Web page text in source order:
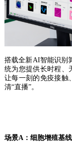
搭载全新AI智能识别
统为您提供长时程、
让每一刻的免疫接触
清“直播”。
场景A：细胞增殖基